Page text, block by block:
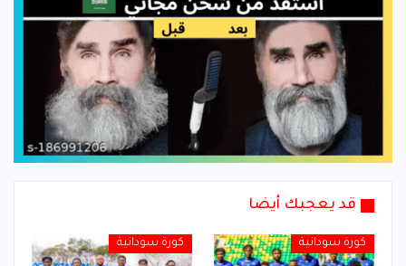
قد يعجبك أيضا
كورة سودانية كورة سودانية